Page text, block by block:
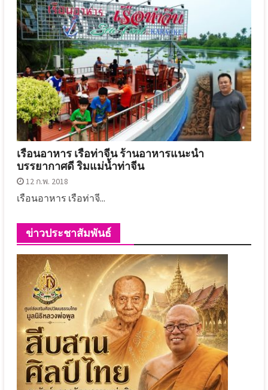
เรือนอาหาร เรือท่าจีน ร้านอาหารแนะนำ
บรรยากาศดี ริมแม่น้ำท่าจีน
12 ก.พ. 2018
เรือนอาหาร เรือท่าจี...
ข่าวประชาสัมพันธ์